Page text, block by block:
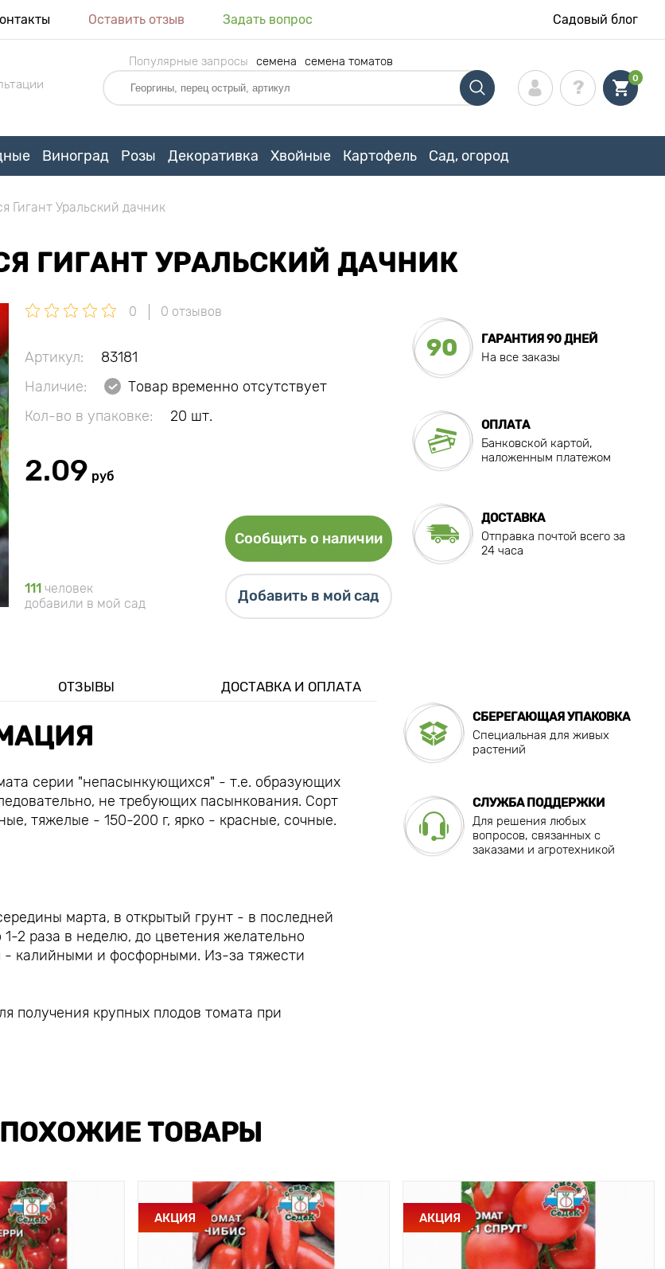
Оставить отзыв Задать вопрос Садовый блог
Популярные запросы семена семена томатов
0
Виноград Розы Декоративка Хвойные Картофель Сад, огород
Уральский дачник
ГИГАНТ УРАЛЬСКИЙ ДАЧНИК
0 0 отзывов
Артикул:
83181
Наличие:
Товар временно отсутствует
Кол-во в упаковке:
20 шт.
2.09 руб
Сообщить о наличии
111 человек
добавили в мой сад
Добавить в мой сад
90
ГАРАНТИЯ 90 ДНЕЙ
На все заказы
ОПЛАТА
Банковской картой,
наложенным платежом
ДОСТАВКА
Отправка почтой всего за
24 часа
ОТЗЫВЫ ДОСТАВКА И ОПЛАТА
серии "непасынкующихся" - т.е. образующих
не требующих пасынкования. Сорт
тяжелые - 150-200 г, ярко - красные, сочные.
марта, в открытый грунт - в последней
2 раза в неделю, до цветения желательно
- калийными и фосфорными. Из-за тяжести
получения крупных плодов томата при
СБЕРЕГАЮЩАЯ УПАКОВКА
Специальная для живых
растений
СЛУЖБА ПОДДЕРЖКИ
Для решения любых
вопросов, связанных с
заказами и агротехникой
ПОХОЖИЕ ТОВАРЫ
АКЦИЯ АКЦИЯ